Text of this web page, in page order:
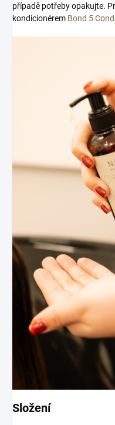
případě potřeby opakujte.
kondicionérem Bond 5
Složení